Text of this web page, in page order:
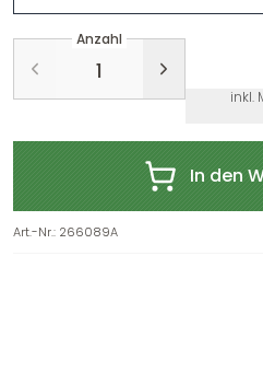
Anzahl
inkl.
In den
Art.-Nr.: 266089A